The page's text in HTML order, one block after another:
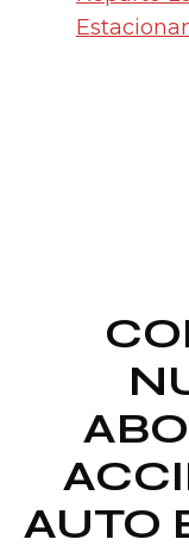
AUTO